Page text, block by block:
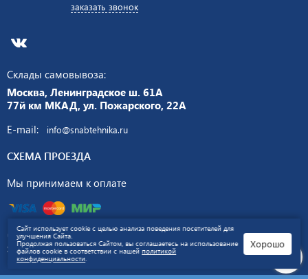
Сайт использует cookie с целью анализа поведения посетителей для
улучшения Сайта.
Продолжая пользоваться Сайтом, вы соглашаетесь на использование
файлов cookie в соответствии с нашейполитикой
конфиденциальности.
Хорошо
заказать звонок
Склады самовывоза:
Москва, Ленинградское ш. 61А
77й км МКАД, ул. Пожарского, 22А
E-mail:
info@snabtehnika.ru
СХЕМА ПРОЕЗДА
Мы принимаем к оплате
© 2026 «СНАБТЕХНИКА» Сайт носит информационный
характер и не является публичной офертой.Политика
конфиденциальности